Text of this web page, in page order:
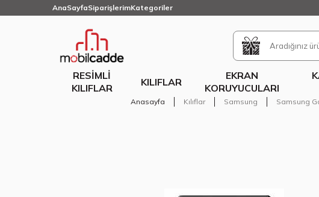
AnaSayfaSiparişlerimKategoriler
RESIMLI
KILIFLAR
KILIFLAR
EKRAN
KORUYUCULARI
Anasayfa Kılıflar Samsung Samsung